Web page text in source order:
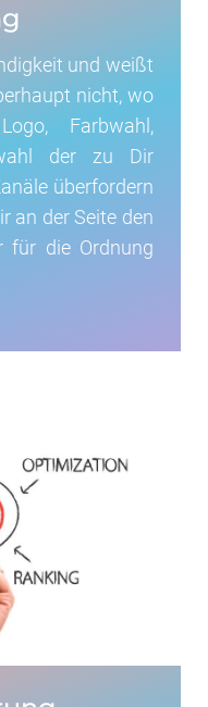
und weißt
nicht, wo
Farbwahl,
der zu Dir
überfordern
an der Seite den
für die Ordnung